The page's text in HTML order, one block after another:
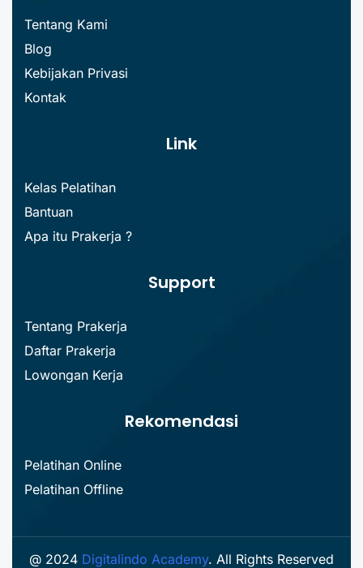
Tentang Kami
Blog
Kebijakan Privasi
Kontak
Link
Kelas Pelatihan
Bantuan
Apa itu Prakerja ?
Support
Tentang Prakerja
Daftar Prakerja
Lowongan Kerja
Rekomendasi
Pelatihan Online
Pelatihan Offline
@ 2024 Digitalindo Academy. All Rights Reserved